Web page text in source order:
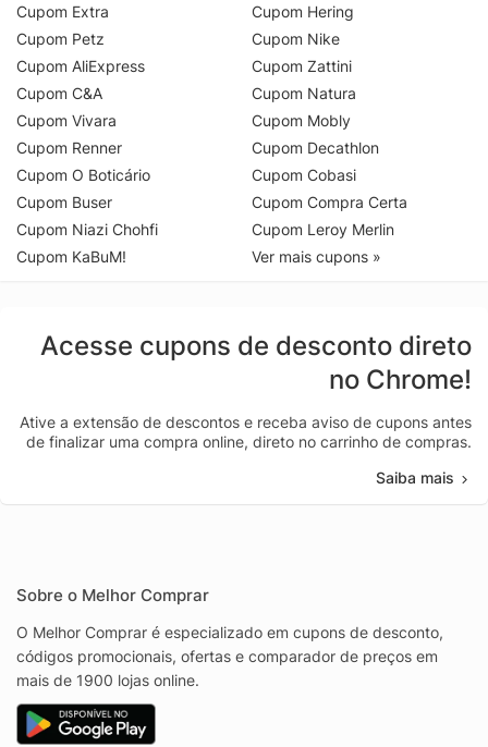
Cupom Extra
Cupom Petz
Cupom AliExpress
Cupom C&A
Cupom Vivara
Cupom Renner
Cupom O Boticário
Cupom Buser
Cupom Niazi Chohfi
Cupom KaBuM!
Cupom Hering
Cupom Nike
Cupom Zattini
Cupom Natura
Cupom Mobly
Cupom Decathlon
Cupom Cobasi
Cupom Compra Certa
Cupom Leroy Merlin
Ver mais cupons »
Acesse cupons de desconto direto
no Chrome!
Ative a extensão de descontos e receba aviso de cupons antes
de finalizar uma compra online, direto no carrinho de compras.
Saiba mais
Sobre o Melhor Comprar
O Melhor Comprar é especializado em cupons de desconto,
códigos promocionais, ofertas e comparador de preços em
mais de 1900 lojas online.